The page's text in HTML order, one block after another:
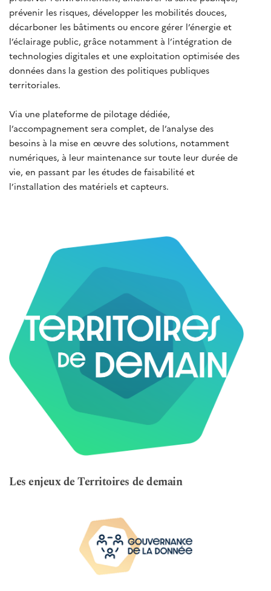
prévenir les risques, développer les mobilités douces,
décarboner les bâtiments ou encore gérer l’énergie et
l’éclairage public, grâce notamment à l’intégration de
technologies digitales et une exploitation optimisée des
données dans la gestion des politiques publiques
territoriales.
Via une plateforme de pilotage dédiée,
l’accompagnement sera complet, de l’analyse des
besoins à la mise en œuvre des solutions, notamment
numériques, à leur maintenance sur toute leur durée de
vie, en passant par les études de faisabilité et
l’installation des matériels et capteurs.
Les enjeux de Territoires de demain